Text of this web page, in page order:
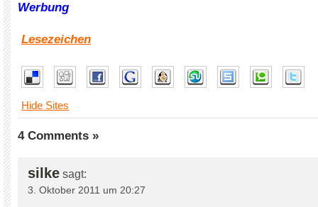
Werbung
Lesezeichen
Hide Sites
4 Comments »
silke sagt:
3. Oktober 2011 um 20:27